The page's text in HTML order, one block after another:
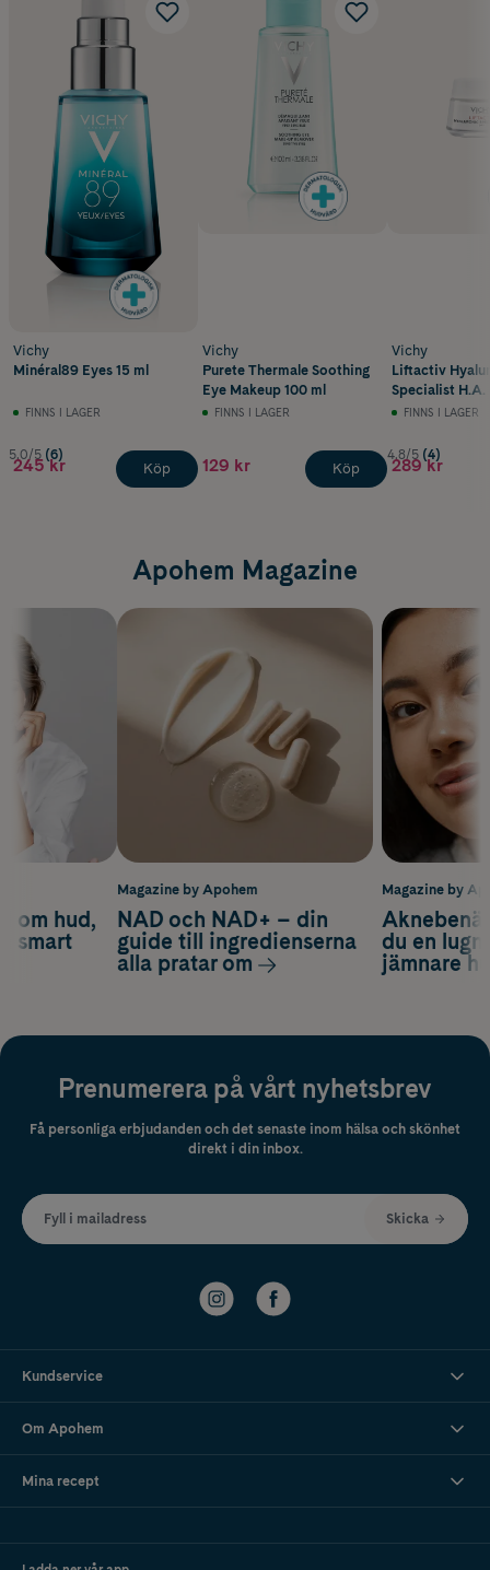
Vichy
Minéral89 Eyes 15 ml
FINNS I LAGER
5.0/5 (6)
245 kr Köp
Vichy
Purete Thermale Soothing
Eye Makeup 100 ml
FINNS I LAGER
129 kr Köp
Vichy
Liftactiv
Specialist H.A.
Dry Skin 50 ml
FINNS I LAGER
4.8/5 (4)
289 kr
Apohem Magazine
Magazine by
du en
jämnare
om hud,
smart
Magazine by Apohem
NAD och NAD+ – din
guide till ingredienserna
alla pratar om
Prenumerera på vårt nyhetsbrev
Få personliga erbjudanden och det senaste inom hälsa och skönhet
direkt i din inbox.
Fyll i mailadress Skicka
Kundservice
Om Apohem
Mina recept